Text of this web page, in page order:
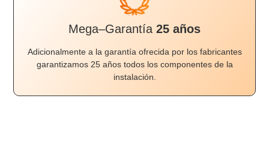
Mega–Garantía 25 años
Adicionalmente a la garantía ofrecida por los fabricantes
garantizamos 25 años todos los componentes de la
instalación.